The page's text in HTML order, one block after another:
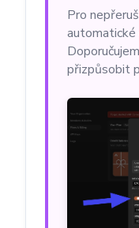
Pro
přizpůsobit